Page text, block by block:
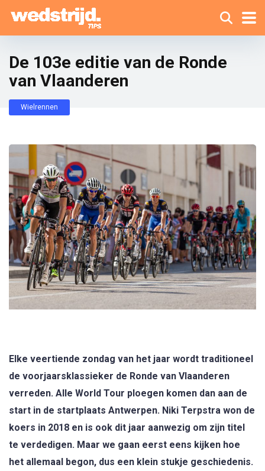
De 103e editie van de Ronde
van Vlaanderen
Wielrennen
Elke veertiende zondag van het jaar wordt traditioneel
de voorjaarsklassieker de Ronde van Vlaanderen
verreden. Alle World Tour ploegen komen dan aan de
start in de startplaats Antwerpen. Niki Terpstra won de
koers in 2018 en is ook dit jaar aanwezig om zijn titel
te verdedigen. Maar we gaan eerst eens kijken hoe
het allemaal begon, dus een klein stukje geschiedenis.